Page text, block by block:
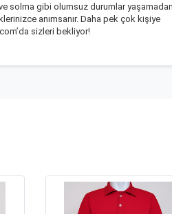
solma gibi olumsuz durumlar
anımsanır. Daha pek çok kişiye
sizleri bekliyor!